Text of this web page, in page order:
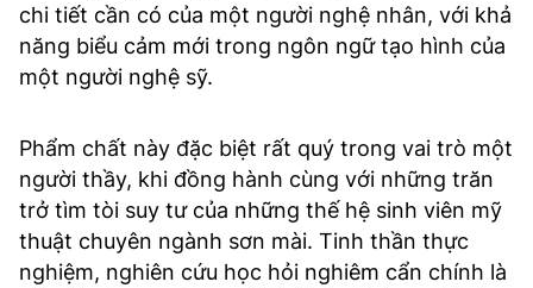
chi tiết cần có của một người nghệ nhân, với khả
năng biểu cảm mới trong ngôn ngữ tạo hình của
một người nghệ sỹ.
Phẩm chất này đặc biệt rất quý trong vai trò một
người thầy, khi đồng hành cùng với những trăn
trở tìm tòi suy tư của những thế hệ sinh viên mỹ
thuật chuyên ngành sơn mài. Tinh thần thực
nghiệm, nghiên cứu học hỏi nghiêm cẩn chính là